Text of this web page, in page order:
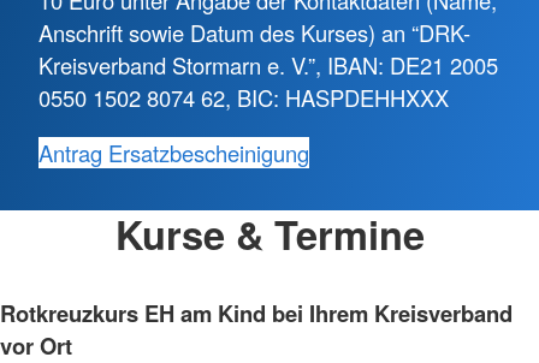
Anschrift sowie Datum des Kurses) an “DRK-
Kreisverband Stormarn e. V.”, IBAN: DE21 2005
0550 1502 8074 62, BIC: HASPDEHHXXX
Antrag Ersatzbescheinigung
Kurse & Termine
Rotkreuzkurs EH am Kind bei Ihrem Kreisverband
vor Ort